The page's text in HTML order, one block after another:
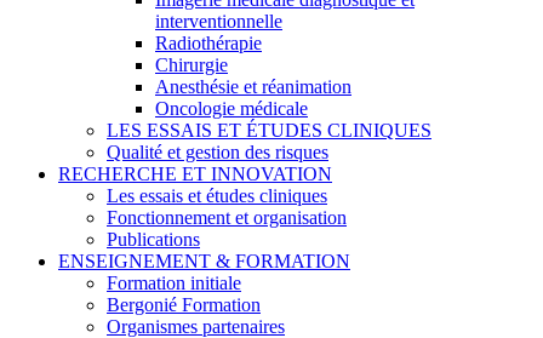
interventionnelle
Radiothérapie
Chirurgie
Anesthésie et réanimation
Oncologie médicale
LES ESSAIS ET ÉTUDES CLINIQUES
Qualité et gestion des risques
RECHERCHE ET INNOVATION
Les essais et études cliniques
Fonctionnement et organisation
Publications
ENSEIGNEMENT & FORMATION
Formation initiale
Bergonié Formation
Organismes partenaires